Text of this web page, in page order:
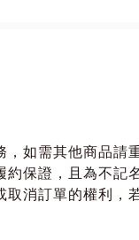
如需其他商品請
保證，且為不記
取消訂單的權利，